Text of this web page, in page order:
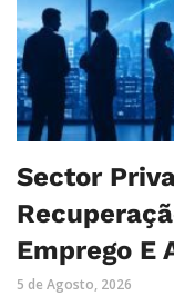
Sector
Emprego E
5 de Agosto, 2026